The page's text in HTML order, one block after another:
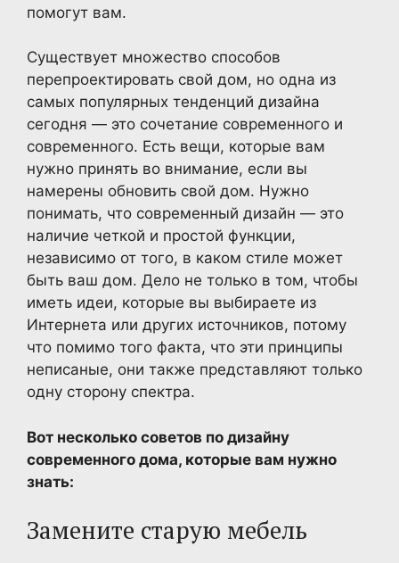
помогут вам.
Существует множество способов
перепроектировать свой дом, но одна из
самых популярных тенденций дизайна
сегодня — это сочетание современного и
современного. Есть вещи, которые вам
нужно принять во внимание, если вы
намерены обновить свой дом. Нужно
понимать, что современный дизайн — это
наличие четкой и простой функции,
независимо от того, в каком стиле может
быть ваш дом. Дело не только в том, чтобы
иметь идеи, которые вы выбираете из
Интернета или других источников, потому
что помимо того факта, что эти принципы
неписаные, они также представляют только
одну сторону спектра.
Вот несколько советов по дизайну
современного дома, которые вам нужно
знать:
Замените старую мебель